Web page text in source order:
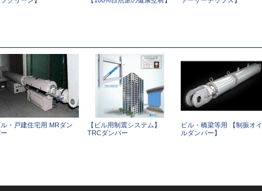
ル・戸建住宅用 MRダン
【ビル用制震システム】
TRCダンパー
ビル・橋梁等用 【制振オイ
ルダンパー】